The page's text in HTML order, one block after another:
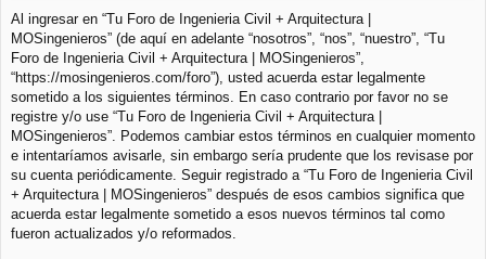
d
os
Al ingresar en “Tu Foro de Ingenieria Civil + Arquitectura |
MOSingenieros” (de aquí en adelante “nosotros”, “nos”, “nuestro”, “Tu
Foro de Ingenieria Civil + Arquitectura | MOSingenieros”,
“https://mosingenieros.com/foro”), usted acuerda estar legalmente
sometido a los siguientes términos. En caso contrario por favor no se
registre y/o use “Tu Foro de Ingenieria Civil + Arquitectura |
MOSingenieros”. Podemos cambiar estos términos en cualquier momento
e intentaríamos avisarle, sin embargo sería prudente que los revisase por
su cuenta periódicamente. Seguir registrado a “Tu Foro de Ingenieria Civil
+ Arquitectura | MOSingenieros” después de esos cambios significa que
acuerda estar legalmente sometido a esos nuevos términos tal como
fueron actualizados y/o reformados.